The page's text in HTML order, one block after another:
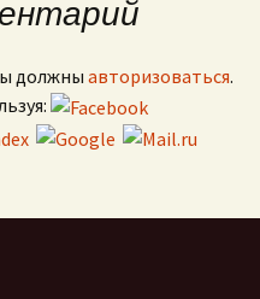
должны авторизоваться.